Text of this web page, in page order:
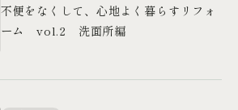
不便をなくして、心地よく暮らすリフォ
ーム vol.2 洗面所編